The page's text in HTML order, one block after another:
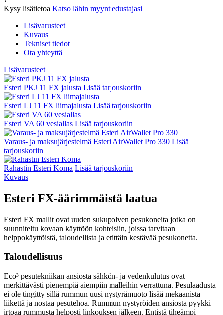
Kysy lisätietoa Katso lähin myyntiedustajasi
Lisävarusteet
Kuvaus
Tekniset tiedot
Ota yhteyttä
Lisävarusteet
Esteri PKJ 11 FX jalusta Lisää tarjouskoriin
Esteri LJ 11 FX liimajalusta Lisää tarjouskoriin
Esteri VA 60 vesiallas Lisää tarjouskoriin
Varaus- ja maksujärjestelmä Esteri AirWallet Pro 330 Lisää
tarjouskoriin
Rahastin Esteri Koma Lisää tarjouskoriin
Kuvaus
Esteri FX-äärimmäistä laatua
Esteri FX mallit ovat uuden sukupolven pesukoneita jotka on
suunniteltu kovaan käyttöön kohteisiin, joissa tarvitaan
helppokäyttöistä, taloudellista ja erittäin kestävää pesukonetta.
Taloudellisuus
Eco³ pesutekniikan ansiosta sähkön- ja vedenkulutus ovat
merkittävästi pienempiä aiempiin malleihin verrattuna. Pesulaadusta
ei ole tingitty sillä rummun uusi nystyrämuoto lisää mekaanista
liikettä ja nostaa pesutehoa. Rummun nystyröiden ansiosta pyykki
irtoaa rummusta helposti linkouksen jälkeen. Entistä tiheämpi